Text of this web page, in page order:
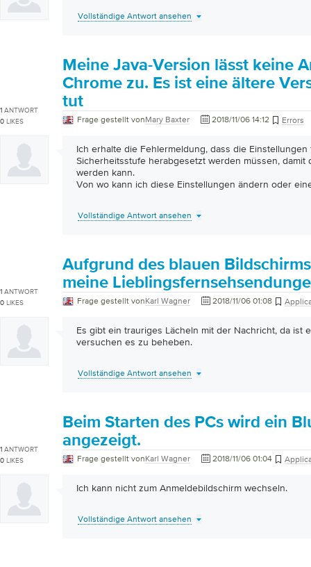
Vollständige Antwort ansehen
1 ANTWORT
0 LIKES
Meine Java-Version lässt keine
Chrome zu. Es ist eine ältere
tut
Frage gestellt vonMary Baxter 2018/11/06 14:12 Errors
Ich erhalte die Fehlermeldung, dass die Einstellungen
Sicherheitsstufe herabgesetzt werden müssen, damit
werden kann.
Von wo kann ich diese Einstellungen ändern oder
Vollständige Antwort ansehen
1 ANTWORT
0 LIKES
Aufgrund des blauen
meine
Frage gestellt vonKarl Wagner 2018/11/06 01:08
Es gibt ein trauriges Lächeln mit der Nachricht, da ist
versuchen es zu beheben.
Vollständige Antwort ansehen
1 ANTWORT
0 LIKES
Beim Starten des PCs wird ein
angezeigt.
Frage gestellt vonKarl Wagner 2018/11/06 01:04
Ich kann nicht zum Anmeldebildschirm wechseln.
Vollständige Antwort ansehen